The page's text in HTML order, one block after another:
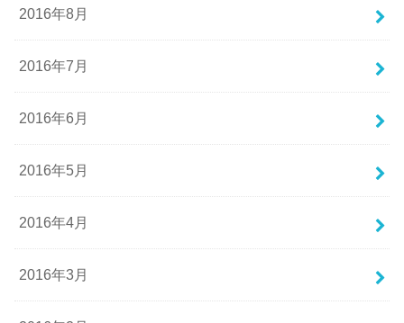
2016年8月
2016年7月
2016年6月
2016年5月
2016年4月
2016年3月